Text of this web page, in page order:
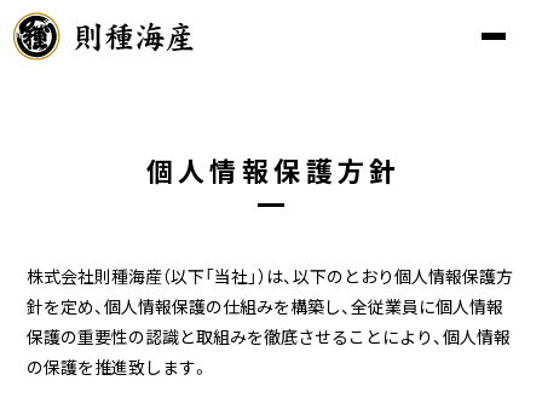
個人情報保護方針
株式会社則種海産（以下「当社」）は、以下のとおり個人情報保護方
針を定め、個人情報保護の仕組みを構築し、全従業員に個人情報
保護の重要性の認識と取組みを徹底させることにより、個人情報
の保護を推進致します。